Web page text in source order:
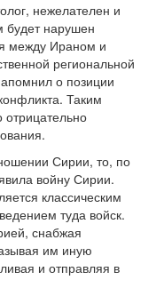
нежелателен и
будет нарушен
между Ираном и
региональной
о позиции
Таким
отрицательно
Сирии, то, по
войну Сирии.
классическим
туда войск.
снабжая
им иную
и отправляя в